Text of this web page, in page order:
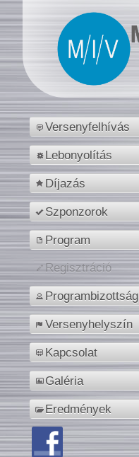
Versenyfelhívás
Lebonyolítás
Díjazás
Szponzorok
Program
Regisztráció
Programbizottság
Versenyhelyszín
Kapcsolat
Galéria
Eredmények